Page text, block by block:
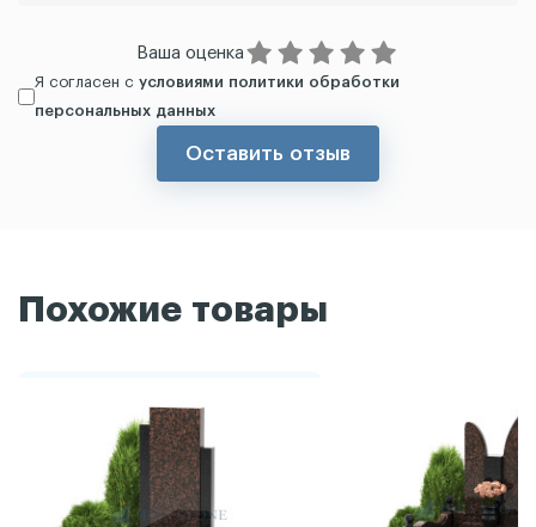
Ваша оценка
Я согласен сусловиями политики обработки
персональных данных
Оставить отзыв
Похожие товары